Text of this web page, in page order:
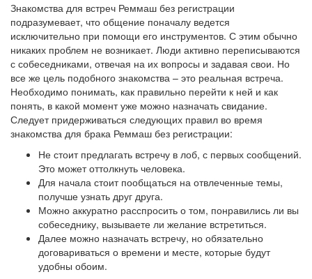
Знакомства для встреч Реммаш без регистрации
подразумевает, что общение поначалу ведется
исключительно при помощи его инструментов. С этим обычно
никаких проблем не возникает. Люди активно переписываются
с собеседниками, отвечая на их вопросы и задавая свои. Но
все же цель подобного знакомства – это реальная встреча.
Необходимо понимать, как правильно перейти к ней и как
понять, в какой момент уже можно назначать свидание.
Следует придерживаться следующих правил во время
знакомства для брака Реммаш без регистрации:
Не стоит предлагать встречу в лоб, с первых сообщений.
Это может оттолкнуть человека.
Для начала стоит пообщаться на отвлеченные темы,
получше узнать друг друга.
Можно аккуратно расспросить о том, понравились ли вы
собеседнику, вызываете ли желание встретиться.
Далее можно назначать встречу, но обязательно
договариваться о времени и месте, которые будут
удобны обоим.